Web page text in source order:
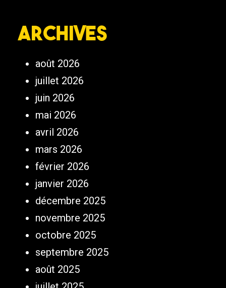
Archives
août 2026
juillet 2026
juin 2026
mai 2026
avril 2026
mars 2026
février 2026
janvier 2026
décembre 2025
novembre 2025
octobre 2025
septembre 2025
août 2025